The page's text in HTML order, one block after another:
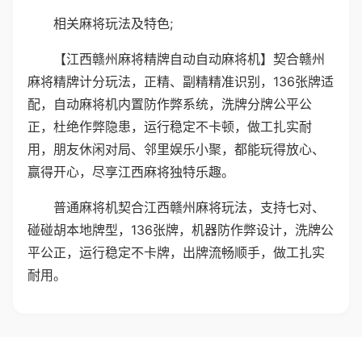
相关麻将玩法及特色;
【江西赣州麻将精牌自动自动麻将机】契合赣州
麻将精牌计分玩法，正精、副精精准识别，136张牌适
配，自动麻将机内置防作弊系统，洗牌分牌公平公
正，杜绝作弊隐患，运行稳定不卡顿，做工扎实耐
用，朋友休闲对局、邻里娱乐小聚，都能玩得放心、
赢得开心，尽享江西麻将独特乐趣。
普通麻将机契合江西赣州麻将玩法，支持七对、
碰碰胡本地牌型，136张牌，机器防作弊设计，洗牌公
平公正，运行稳定不卡牌，出牌流畅顺手，做工扎实
耐用。